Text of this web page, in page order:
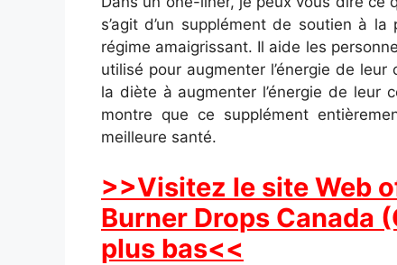
s’agit d’un supplément de soutien à
régime amaigrissant. Il aide les
utilisé pour augmenter l’énergie de
la diète à augmenter l’énergie de leur
montre que ce supplément
meilleure santé.
>>Visitez le site Web
Burner Drops Canada
plus bas<<